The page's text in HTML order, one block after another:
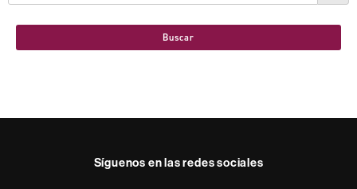
Buscar
Síguenos en las redes sociales